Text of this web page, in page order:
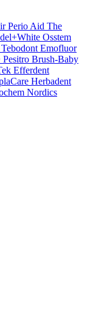
Perio Aid The
Osstem
Tebodont Emofluor
Pesitro Brush-Baby
Efferdent
Herbadent
Nordics